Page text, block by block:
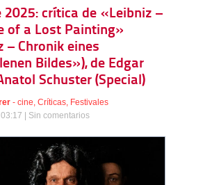
2025: crítica de «Leibniz –
of a Lost Painting»
– Chronik eines
Bildes»), de Edgar
Schuster (Special)
- cine, Críticas, Festivales
| Sin comentarios